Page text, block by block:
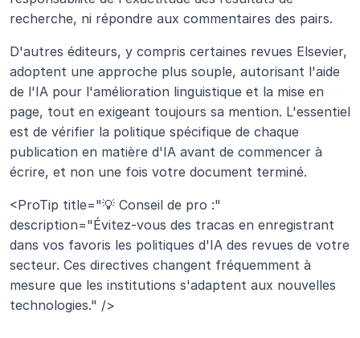
recherche, ni répondre aux commentaires des pairs.
D'autres éditeurs, y compris certaines revues Elsevier,
adoptent une approche plus souple, autorisant l'aide
de l'IA pour l'amélioration linguistique et la mise en
page, tout en exigeant toujours sa mention. L'essentiel
est de vérifier la politique spécifique de chaque
publication en matière d'IA avant de commencer à
écrire, et non une fois votre document terminé.
<ProTip title="💡 Conseil de pro :"
description="Évitez-vous des tracas en enregistrant
dans vos favoris les politiques d'IA des revues de votre
secteur. Ces directives changent fréquemment à
mesure que les institutions s'adaptent aux nouvelles
technologies." />